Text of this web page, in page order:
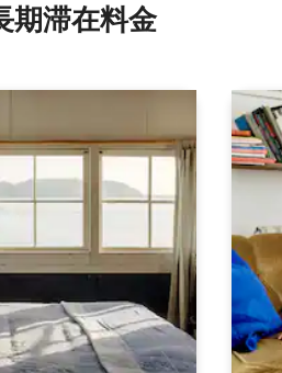
期⁠滞⁠在料⁠金